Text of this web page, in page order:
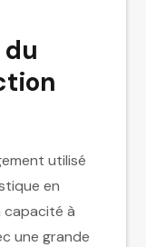
utilisé
en
capacité à
une grande